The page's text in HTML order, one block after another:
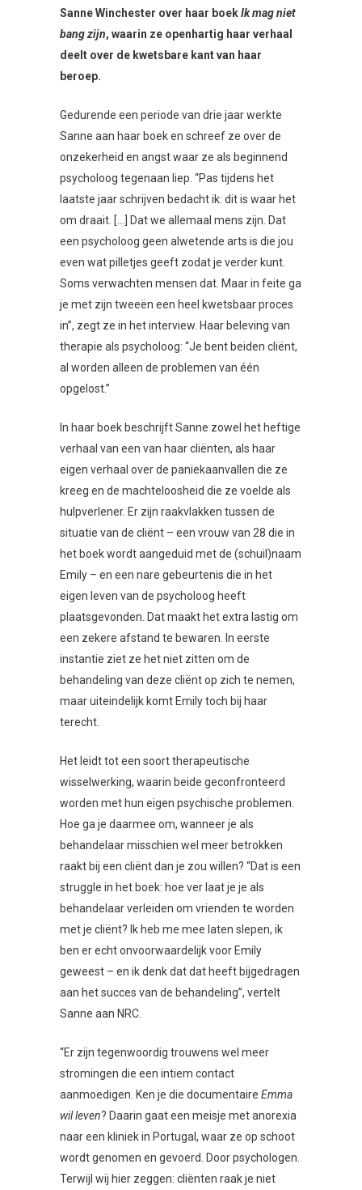
Sanne Winchester over haar boekIk mag niet
bang zijn, waarin ze openhartig haar verhaal
deelt over de kwetsbare kant van haar
beroep.
Gedurende een periode van drie jaar werkte
Sanne aan haar boek en schreef ze over de
onzekerheid en angst waar ze als beginnend
psycholoog tegenaan liep. “Pas tijdens het
laatste jaar schrijven bedacht ik: dit is waar het
om draait. […] Dat we allemaal mens zijn. Dat
een psycholoog geen alwetende arts is die jou
even wat pilletjes geeft zodat je verder kunt.
Soms verwachten mensen dat. Maar in feite ga
je met zijn tweeën een heel kwetsbaar proces
in”, zegt ze in het interview. Haar beleving van
therapie als psycholoog: “Je bent beiden cliënt,
al worden alleen de problemen van één
opgelost.”
In haar boek beschrijft Sanne zowel het heftige
verhaal van een van haar cliënten, als haar
eigen verhaal over de paniekaanvallen die ze
kreeg en de machteloosheid die ze voelde als
hulpverlener. Er zijn raakvlakken tussen de
situatie van de cliënt – een vrouw van 28 die in
het boek wordt aangeduid met de (schuil)naam
Emily – en een nare gebeurtenis die in het
eigen leven van de psycholoog heeft
plaatsgevonden. Dat maakt het extra lastig om
een zekere afstand te bewaren. In eerste
instantie ziet ze het niet zitten om de
behandeling van deze cliënt op zich te nemen,
maar uiteindelijk komt Emily toch bij haar
terecht.
Het leidt tot een soort therapeutische
wisselwerking, waarin beide geconfronteerd
worden met hun eigen psychische problemen.
Hoe ga je daarmee om, wanneer je als
behandelaar misschien wel meer betrokken
raakt bij een cliënt dan je zou willen? “Dat is een
struggle in het boek: hoe ver laat je je als
behandelaar verleiden om vrienden te worden
met je cliënt? Ik heb me mee laten slepen, ik
ben er echt onvoorwaardelijk voor Emily
geweest – en ik denk dat dat heeft bijgedragen
aan het succes van de behandeling”, vertelt
Sanne aan NRC.
“Er zijn tegenwoordig trouwens wel meer
stromingen die een intiem contact
aanmoedigen. Ken je die documentaire Emma
wil leven? Daarin gaat een meisje met anorexia
naar een kliniek in Portugal, waar ze op schoot
wordt genomen en gevoerd. Door psychologen.
Terwijl wij hier zeggen: cliënten raak je niet